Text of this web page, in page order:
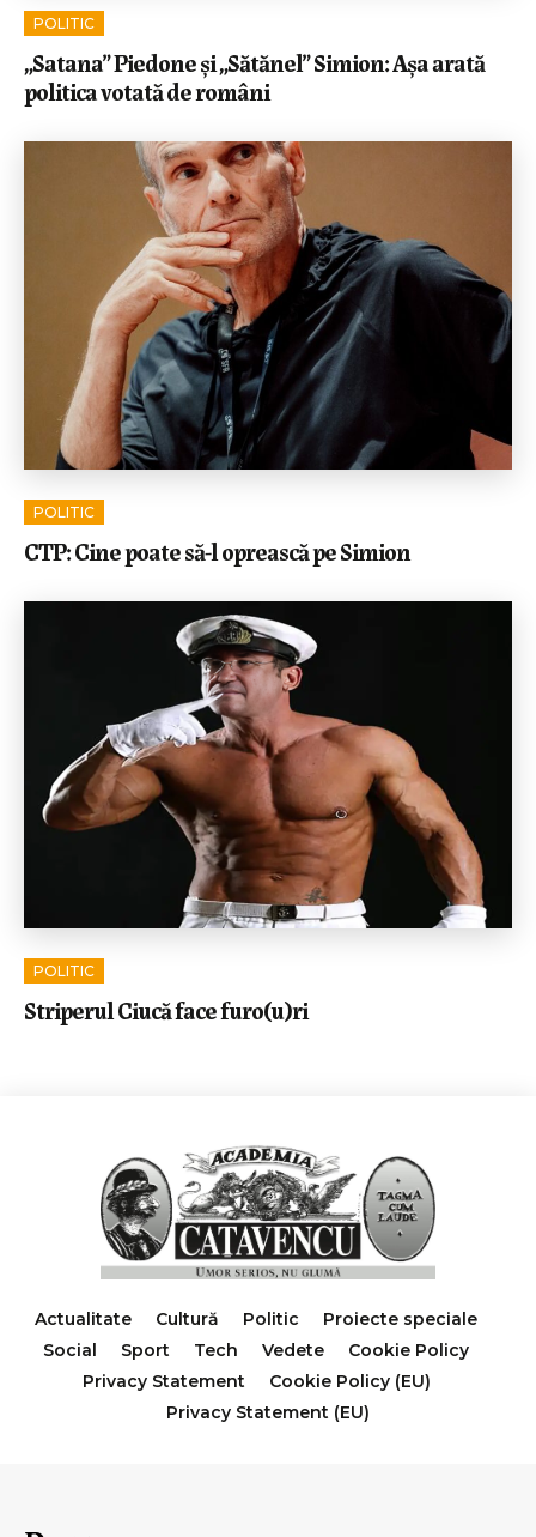
POLITIC
„Satana” Piedone și „Sătănel” Simion: Așa arată
politica votată de români
POLITIC
CTP: Cine poate să-l oprească pe Simion
POLITIC
Striperul Ciucă face furo(u)ri
Actualitate Cultură Politic
Proiecte speciale
Social
Sport Tech Vedete
Cookie Policy
Privacy Statement
Cookie Policy (EU)
Privacy Statement (EU)